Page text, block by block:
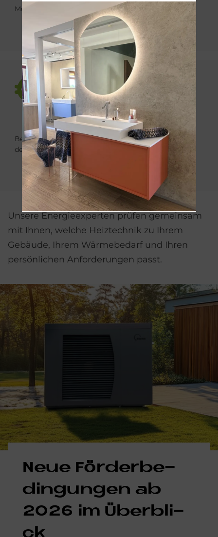
Mögliche Förderung
Betriebs- und Wartungskosten über die Lebensdauer
der Anlage.
Unsere Energieexperten prüfen gemeinsam
mit Ihnen, welche Heiztechnik zu Ihrem
Gebäude, Ihrem Wärmebedarf und Ihren
persönlichen Anforderungen passt.
Neue För­der­be­
din­gun­gen ab
2026 im Über­bli­
ck